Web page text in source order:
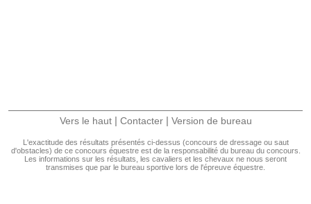
Vers le haut | Contacter | Version de bureau
L'exactitude des résultats présentés ci-dessus (concours de dressage ou saut
d'obstacles) de ce concours équestre est de la responsabilité du bureau du concours.
Les informations sur les résultats, les cavaliers et les chevaux ne nous seront
transmises que par le bureau sportive lors de l'épreuve équestre.